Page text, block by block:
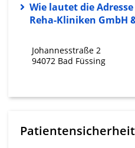
Wie lautet die
Reha-Kliniken GmbH
Johannesstraße 2
94072 Bad Füssing
Erstellung von Profilen zur
von Inhalten
Verwendung von Profilen
personalisierter Inhalte
Analyse von Zielgruppen
oder Kombinationen von